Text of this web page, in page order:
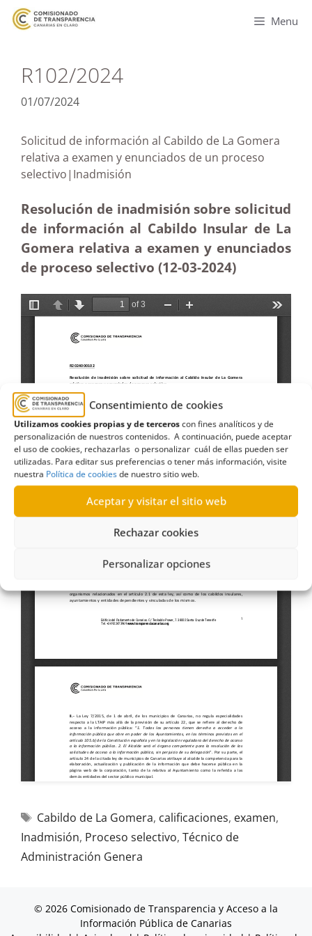
Consentimiento de cookies
Utilizamos cookies propias y de terceroscon fines analíticos y de
personalización de nuestros contenidos. A continuación, puede aceptar
el uso de cookies, rechazarlas o personalizar cuál de ellas pueden ser
utilizadas. Para editar sus preferencias o tener más información, visite
nuestra Política de cookiesde nuestro sitio web.
Aceptar y visitar el sitio web
Rechazar cookies
Personalizar opciones
Menu
R102/2024
01/07/2024
Solicitud de información al Cabildo de La Gomera
relativa a examen y enunciados de un proceso
selectivo|Inadmisión
Resolución de inadmisión sobre solicitud
de información al Cabildo Insular de La
Gomera relativa a examen y enunciados
de proceso selectivo (12-03-2024)
Cabildo de La Gomera, calificaciones, examen,
Inadmisión, Proceso selectivo, Técnico de
Administración Genera
© 2026 Comisionado de Transparencia y Acceso a la
Información Pública de Canarias